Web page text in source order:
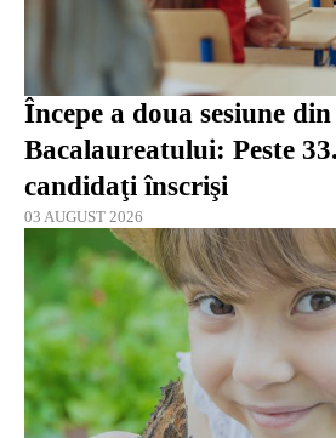
Începe a doua sesiune
Bacalaureatului: Peste
candidaţi înscrişi
03 AUGUST 2026